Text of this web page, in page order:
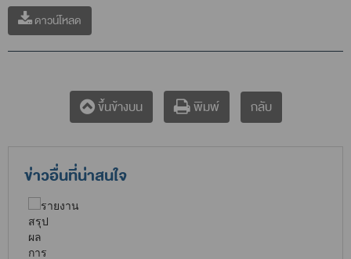
ดาวน์โหลด
ขึ้นข้างบน พิมพ์ กลับ
ข่าวอื่นที่น่าสนใจ